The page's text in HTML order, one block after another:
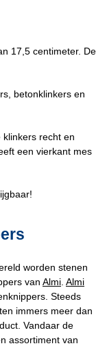
17,5 centimeter. De
betonklinkers en
klinkers recht en
een vierkant mes
worden stenen
van Almi Almi
Steeds
immers meer dan
Vandaar de
assortiment van